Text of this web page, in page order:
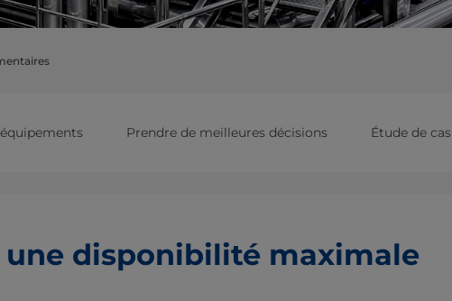
Prendre de meilleures décisions Étude de cas
une disponibilité maximale